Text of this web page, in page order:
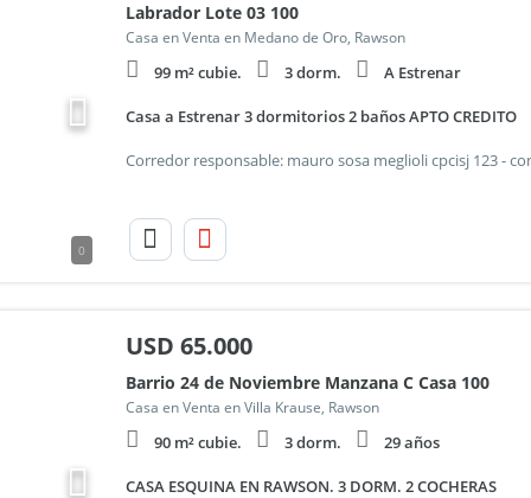
0
Labrador Lote 03 100
Casa en Venta en Medano de Oro, Rawson
99 m² cubie. 3 dorm. A Estrenar
Casa a Estrenar 3 dormitorios 2 baños APTO CREDITO
USD 65.000
Barrio 24 de Noviembre Manzana C Casa 100
Casa en Venta en Villa Krause, Rawson
90 m² cubie. 3 dorm. 29 años
CASA ESQUINA EN RAWSON. 3 DORM. 2 COCHERAS